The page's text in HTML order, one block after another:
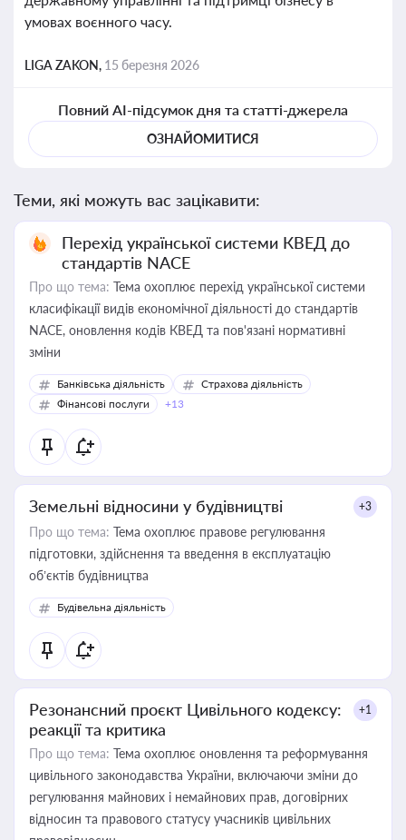
умовах воєнного часу.
LIGA ZAKON, 15 березня 2026
Повний AI-підсумок дня та статті-джерела
ОЗНАЙОМИТИСЯ
Теми, які можуть вас зацікавити:
Перехід української системи КВЕД до
стандартів NACE
Про що тема: Тема охоплює перехід української системи
класифікації видів економічної діяльності до стандартів
NACE, оновлення кодів КВЕД та пов'язані нормативні
зміни
Банківська діяльність
Страхова діяльність
Фінансові послуги
+13
Земельні відносини у будівництві +3
Про що тема: Тема охоплює правове регулювання
підготовки, здійснення та введення в експлуатацію
об’єктів будівництва
Будівельна діяльність
Резонансний проєкт Цивільного кодексу:
реакції та критика
+1
Про що тема: Тема охоплює оновлення та реформування
цивільного законодавства України, включаючи зміни до
регулювання майнових і немайнових прав, договірних
відносин та правового статусу учасників цивільних